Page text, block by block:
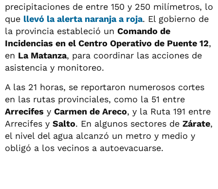
precipitaciones de entre 150 y 250 milímetros, lo
que llevó la alerta naranja a roja. El gobierno de
la provincia estableció un Comando de
Incidencias en el Centro Operativo de Puente 12,
en La Matanza, para coordinar las acciones de
asistencia y monitoreo.
A las 21 horas, se reportaron numerosos cortes
en las rutas provinciales, como la 51 entre
Arrecifes y Carmen de Areco, y la Ruta 191 entre
Arrecifes y Salto. En algunos sectores de Zárate,
el nivel del agua alcanzó un metro y medio y
obligó a los vecinos a autoevacuarse.